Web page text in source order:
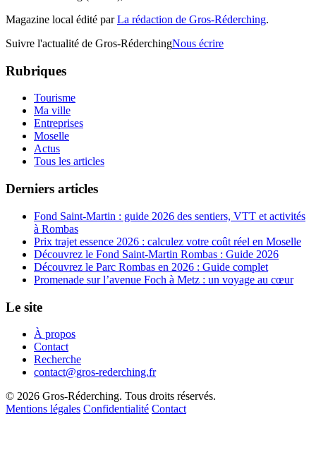
Magazine local édité parLa rédaction de Gros-Réderching.
Suivre l'actualité de Gros-RéderchingNous écrire
Rubriques
Tourisme
Ma ville
Entreprises
Moselle
Actus
Tous les articles
Derniers articles
Fond Saint-Martin : guide 2026 des sentiers, VTT et activités
à Rombas
Prix trajet essence 2026 : calculez votre coût réel en Moselle
Découvrez le Fond Saint-Martin Rombas : Guide 2026
Découvrez le Parc Rombas en 2026 : Guide complet
Promenade sur l’avenue Foch à Metz : un voyage au cœur
Le site
À propos
Contact
Recherche
contact@gros-rederching.fr
© 2026 Gros-Réderching. Tous droits réservés.
Mentions légales Confidentialité Contact